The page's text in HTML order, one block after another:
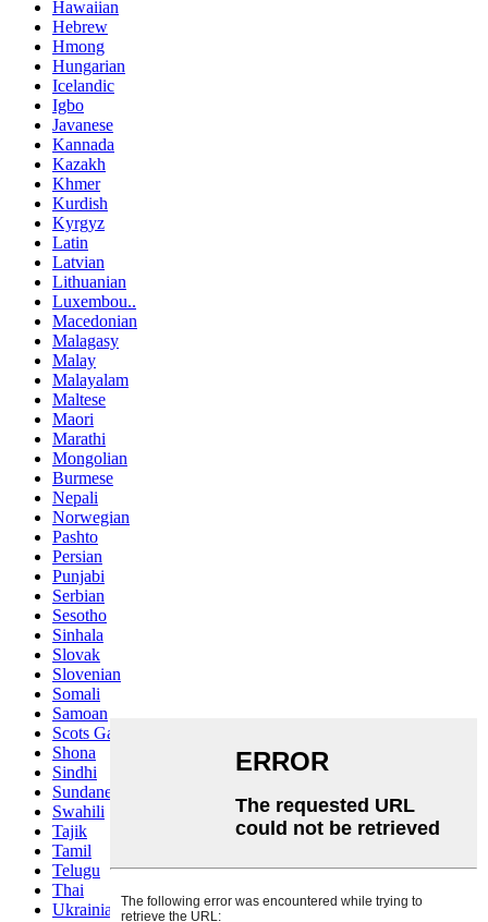
Hawaiian
Hebrew
Hmong
Hungarian
Icelandic
Igbo
Javanese
Kannada
Kazakh
Khmer
Kurdish
Kyrgyz
Latin
Latvian
Lithuanian
Luxembou..
Macedonian
Malagasy
Malay
Malayalam
Maltese
Maori
Marathi
Mongolian
Burmese
Nepali
Norwegian
Pashto
Persian
Punjabi
Serbian
Sesotho
Sinhala
Slovak
Slovenian
Somali
Samoan
Scots Gaelic
Shona
Sindhi
Sundanese
Swahili
Tajik
Tamil
Telugu
Thai
Ukrainian